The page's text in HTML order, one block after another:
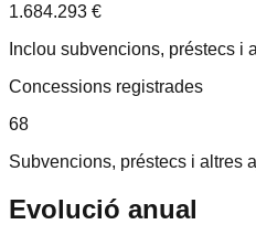
1.684.293 €
Inclou subvencions, préstecs i
Concessions registrades
68
Subvencions, préstecs i altres
Evolució anual